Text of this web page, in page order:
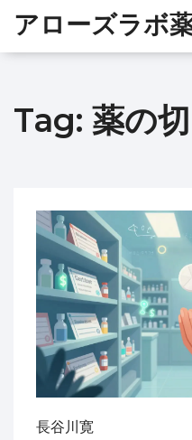
アローズラボ
Tag: 薬の
長谷川寛